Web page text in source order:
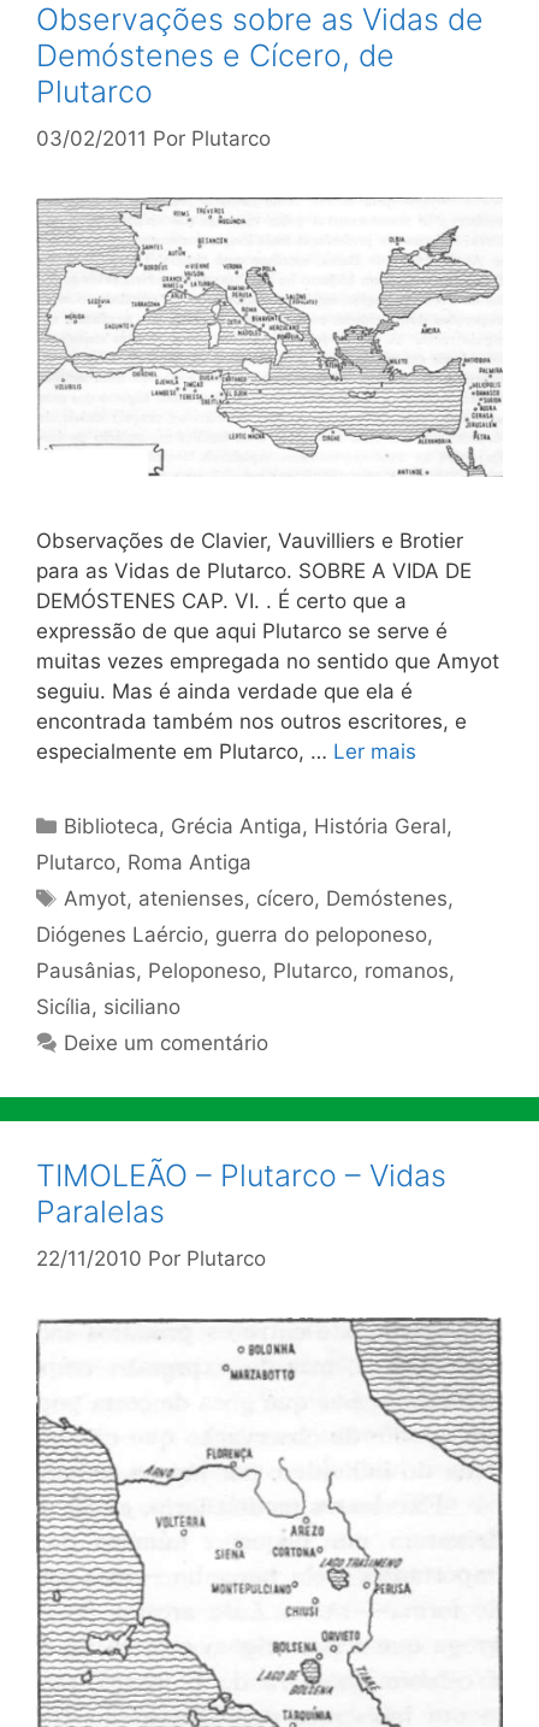
Observações sobre as Vidas de
Demóstenes e Cícero, de
Plutarco
03/02/2011 Por Plutarco
Observações de Clavier, Vauvilliers e Brotier
para as Vidas de Plutarco. SOBRE A VIDA DE
DEMÓSTENES CAP. VI. . É certo que a
expressão de que aqui Plutarco se serve é
muitas vezes empregada no sentido que Amyot
seguiu. Mas é ainda verdade que ela é
encontrada também nos outros escritores, e
especialmente em Plutarco, … Ler mais
Categorias
Biblioteca, Grécia Antiga, História Geral,
Plutarco, Roma Antiga
Tags
Amyot, atenienses, cícero, Demóstenes,
Diógenes Laércio, guerra do peloponeso,
Pausânias, Peloponeso, Plutarco, romanos,
Sicília, siciliano
Deixe um comentário
TIMOLEÃO – Plutarco – Vidas
Paralelas
22/11/2010 Por Plutarco